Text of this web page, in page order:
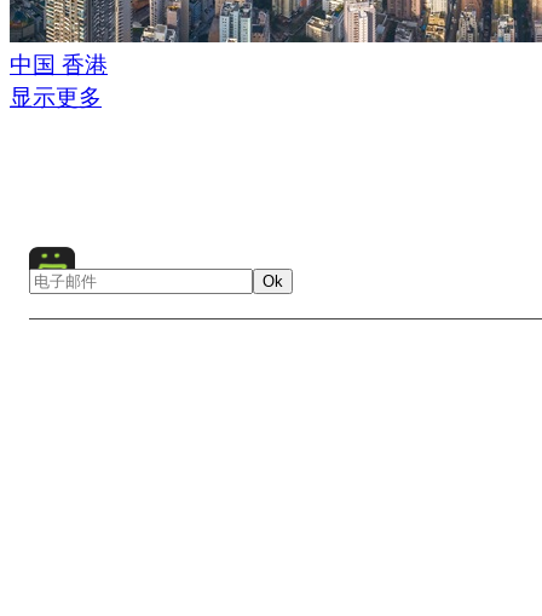
中国 香港
显示更多
Ok